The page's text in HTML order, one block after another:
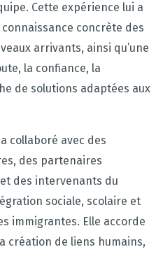
Cette expérience lui a
concrète des
arrivants, ainsi qu’une
la confiance, la
de solutions adaptées aux
collaboré avec des
des partenaires
des intervenants du
sociale, scolaire et
immigrantes. Elle accorde
création de liens humains,